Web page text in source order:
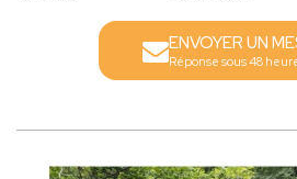
ENVOYER UN
Réponse sous 48